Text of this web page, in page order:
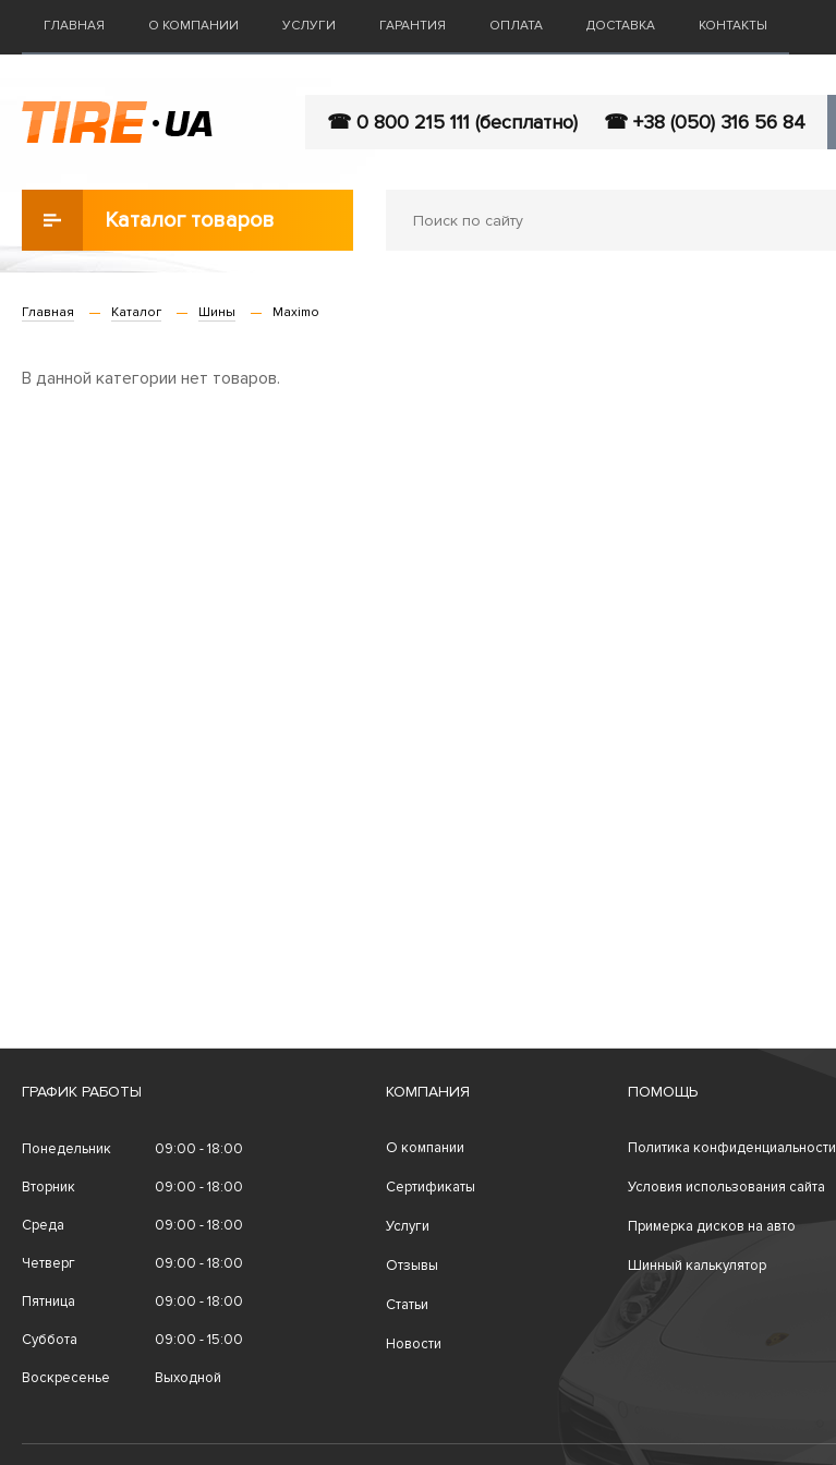
ГЛАВНАЯ О КОМПАНИИ УСЛУГИ ГАРАНТИЯ ОПЛАТА ДОСТАВКА КОНТАКТЫ
☎ 0 800 215 111 (бесплатно) ☎ +38 (050) 316 56 84
Каталог товаров
Главная Каталог Шины Maximo
В данной категории нет товаров.
ГРАФИК РАБОТЫ
Понедельник 09:00 - 18:00
Вторник 09:00 - 18:00
Среда 09:00 - 18:00
Четверг 09:00 - 18:00
Пятница 09:00 - 18:00
Суббота 09:00 - 15:00
Воскресенье Выходной
КОМПАНИЯ
О компании
Сертификаты
Услуги
Отзывы
Статьи
Новости
ПОМОЩЬ
Политика конфиденциальности
Условия использования сайта
Примерка дисков на авто
Шинный калькулятор